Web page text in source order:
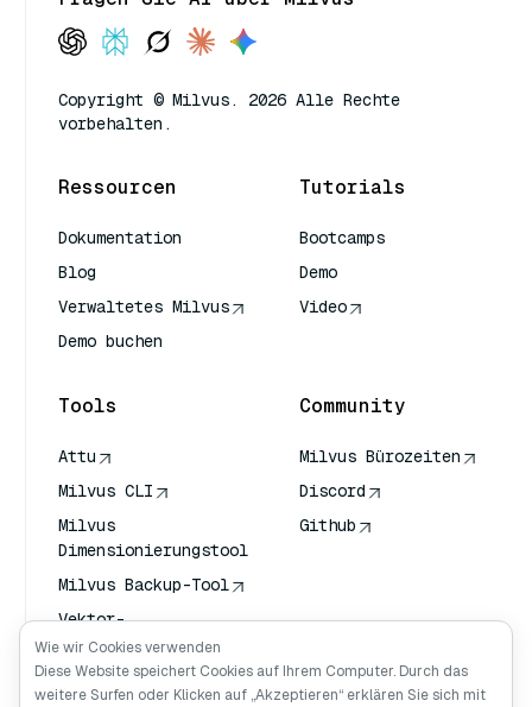
Copyright © Milvus. 2026 Alle Rechte
vorbehalten.
Ressourcen
Dokumentation
Blog
Verwaltetes Milvus
Demo buchen
Tutorials
Bootcamps
Demo
Video
Tools
Attu
Milvus CLI
Milvus
Dimensionierungstool
Milvus Backup-Tool
Vektor-
Transportdienst
(VTS)
Community
Milvus Bürozeiten
Discord
Github
Wie wir Cookies verwenden
Diese Website speichert Cookies auf Ihrem Computer. Durch das
weitere Surfen oder Klicken auf „Akzeptieren“ erklären Sie sich mit